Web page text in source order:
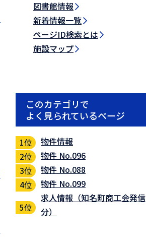
図書館情報
新着情報一覧
ページID検索とは
施設マップ
このカテゴリで
よく見られているページ
物件情報
物件 No.096
物件 No.088
物件 No.099
求人情報（知名町商工会発信
分）